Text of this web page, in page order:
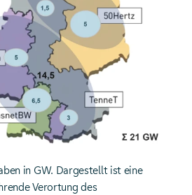
in GW. Dargestellt ist eine
Verortung des